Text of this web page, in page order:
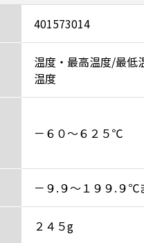
401573014
温度・最高温度/最低
温度
－６０～６２５℃
－９.９～１９９.９
２４５g